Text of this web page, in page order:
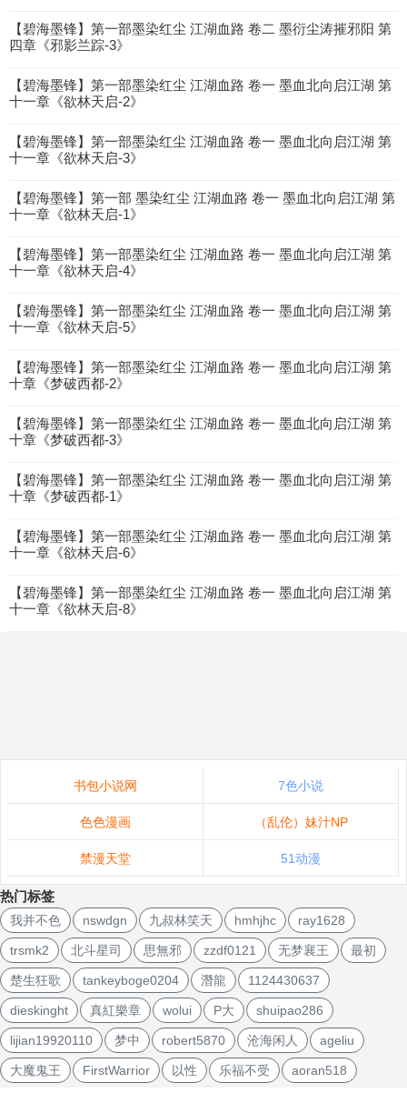
【碧海墨锋】第一部墨染红尘 江湖血路 卷二 墨衍尘涛摧邪阳 第
四章《邪影兰踪-3》
【碧海墨锋】第一部墨染红尘 江湖血路 卷一 墨血北向启江湖 第
十一章《欲林天启-2》
【碧海墨锋】第一部墨染红尘 江湖血路 卷一 墨血北向启江湖 第
十一章《欲林天启-3》
【碧海墨锋】第一部 墨染红尘 江湖血路 卷一 墨血北向启江湖 第
十一章《欲林天启-1》
【碧海墨锋】第一部墨染红尘 江湖血路 卷一 墨血北向启江湖 第
十一章《欲林天启-4》
【碧海墨锋】第一部墨染红尘 江湖血路 卷一 墨血北向启江湖 第
十一章《欲林天启-5》
【碧海墨锋】第一部墨染红尘 江湖血路 卷一 墨血北向启江湖 第
十章《梦破西都-2》
【碧海墨锋】第一部墨染红尘 江湖血路 卷一 墨血北向启江湖 第
十章《梦破西都-3》
【碧海墨锋】第一部墨染红尘 江湖血路 卷一 墨血北向启江湖 第
十章《梦破西都-1》
【碧海墨锋】第一部墨染红尘 江湖血路 卷一 墨血北向启江湖 第
十一章《欲林天启-6》
【碧海墨锋】第一部墨染红尘 江湖血路 卷一 墨血北向启江湖 第
十一章《欲林天启-8》
书包小说网 7色小说
色色漫画 （乱伦）妹汁NP
禁漫天堂 51动漫
热门标签
我并不色 nswdgn 九叔林笑天 hmhjhc ray1628
trsmk2 北斗星司 思無邪 zzdf0121 无梦襄王 最初
楚生狂歌 tankeyboge0204 潛龍 1124430637
dieskinght 真紅樂章 wolui P大 shuipao286
lijian19920110 梦中 robert5870 沧海闲人 ageliu
大魔鬼王 FirstWarrior 以性 乐福不受 aoran518